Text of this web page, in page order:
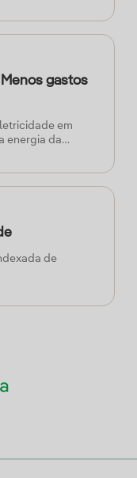
gastos
em
energia da
de